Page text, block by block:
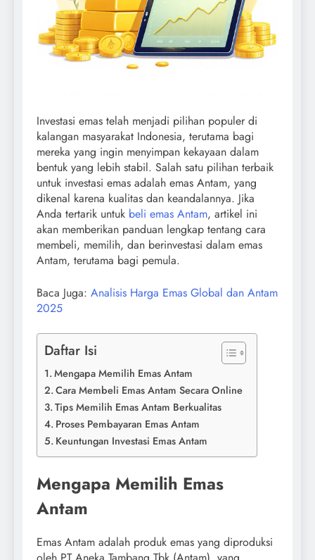
Investasi emas telah menjadi pilihan populer di
kalangan masyarakat Indonesia, terutama bagi
mereka yang ingin menyimpan kekayaan dalam
bentuk yang lebih stabil. Salah satu pilihan terbaik
untuk investasi emas adalah emas Antam, yang
dikenal karena kualitas dan keandalannya. Jika
Anda tertarik untuk beli emas Antam, artikel ini
akan memberikan panduan lengkap tentang cara
membeli, memilih, dan berinvestasi dalam emas
Antam, terutama bagi pemula.
Baca Juga: Analisis Harga Emas Global dan Antam
2025
Daftar Isi
Mengapa Memilih Emas Antam
Cara Membeli Emas Antam Secara Online
Tips Memilih Emas Antam Berkualitas
Proses Pembayaran Emas Antam
Keuntungan Investasi Emas Antam
Mengapa Memilih Emas
Antam
Emas Antam adalah produk emas yang diproduksi